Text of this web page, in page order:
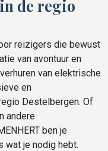
de regio
reizigers die bewust
van avontuur en
van elektrische
en
Destelbergen. Of
andere
ben je
wat je nodig hebt.